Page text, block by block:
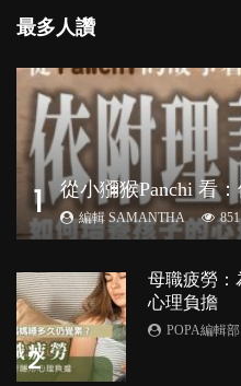
最多人讚
1 編輯 SAMANTHA 851
2
母職疲勞：
心理負擔
POPA編輯部